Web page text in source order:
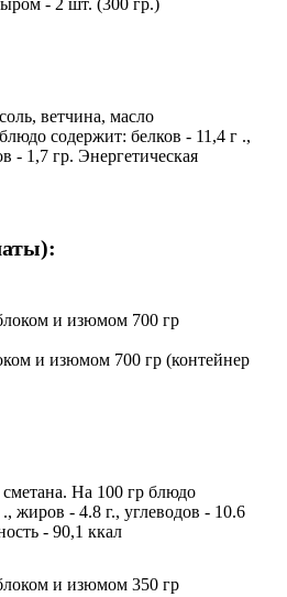
ветчина, масло
содержит: белков - 11,4 г .,
- 1,7 гр. Энергетическая
и изюмом 700 гр (контейнер
На 100 гр блюдо
жиров - 4.8 г., углеводов - 10.6
- 90,1 ккал